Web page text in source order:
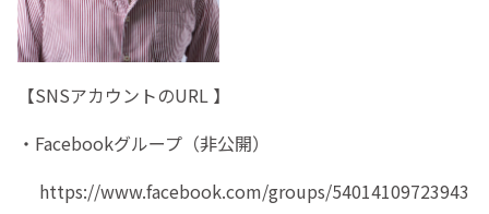
【SNSアカウントのURL 】
・Facebookグループ（非公開）
https://www.facebook.com/groups/54014109723943